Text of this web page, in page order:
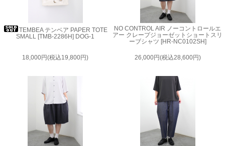
TEMBEA テンベア PAPER TOTE
SMALL [TMB-2286H] DOG-1
18,000円(税込19,800円)
NO CONTROL AIR ノーコントロールエ
アー クレープジョーゼットショートスリ
ーブシャツ [HR-NC0102SH]
26,000円(税込28,600円)